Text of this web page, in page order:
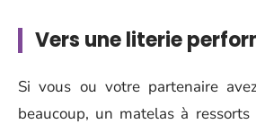
Vers une literie
Si vous ou votre partenaire
beaucoup, un matelas à